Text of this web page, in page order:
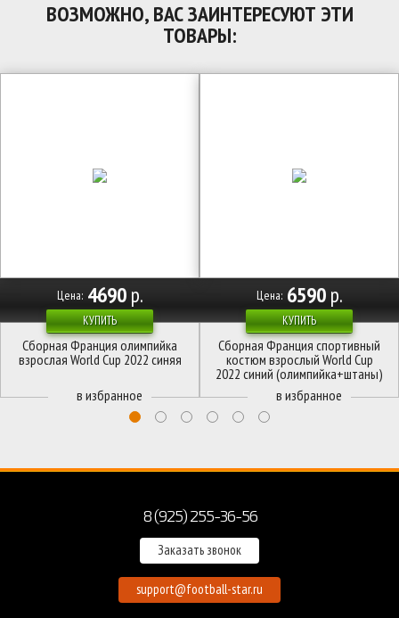
ВОЗМОЖНО, ВАС ЗАИНТЕРЕСУЮТ ЭТИ
ТОВАРЫ:
КУПИТЬ
Цена: 4690р.
Сборная Франция олимпийка
взрослая World Cup 2022 синяя
КУПИТЬ
Цена: 6590р.
Сборная Франция спортивный
костюм взрослый World Cup
2022 синий (олимпийка+штаны)
8 (925) 255-36-56
Заказать звонок
support@football-star.ru